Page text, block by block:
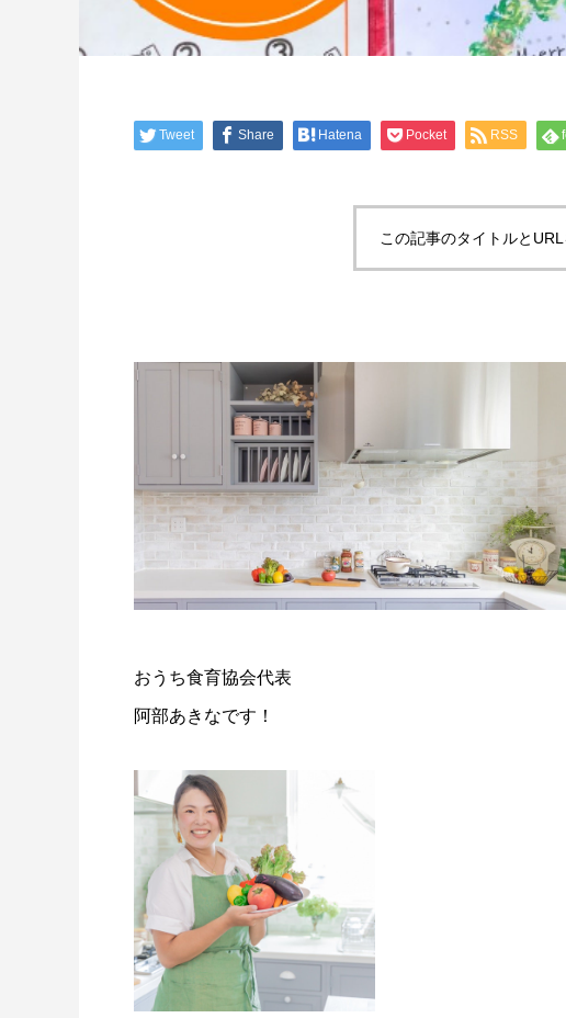
Tweet Share Hatena Pocket RSS
この記事のタイトルと
おうち食育協会代表
阿部あきなです！